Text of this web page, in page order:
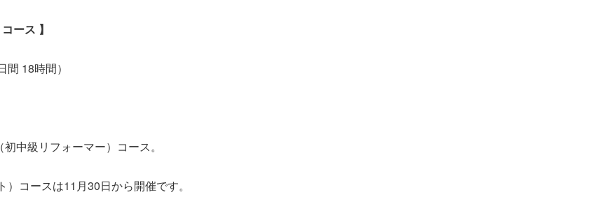
ース 】
18時間）
中級リフォーマー）コース。
コースは11月30日から開催です。